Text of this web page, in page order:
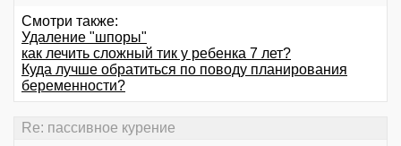
Смотри также:
Удаление "шпоры"
как лечить сложный тик у ребенка 7 лет?
Куда лучше обратиться по поводу планирования
беременности?
Re: пассивное курение